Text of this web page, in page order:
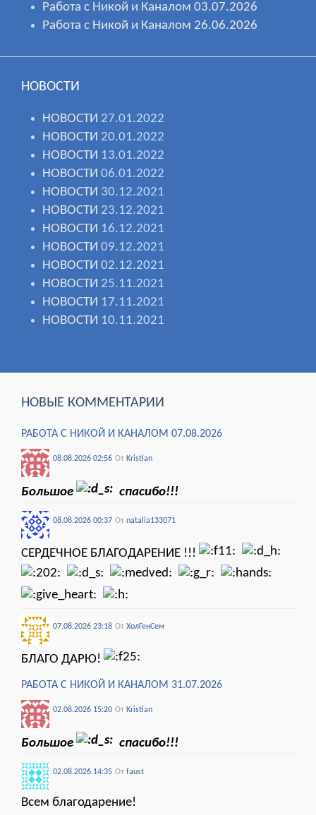
Работа с Никой и Каналом 03.07.2026
Работа с Никой и Каналом 26.06.2026
НОВОСТИ
НОВОСТИ 27.01.2022
НОВОСТИ 20.01.2022
НОВОСТИ 13.01.2022
НОВОСТИ 06.01.2022
НОВОСТИ 30.12.2021
НОВОСТИ 23.12.2021
НОВОСТИ 16.12.2021
НОВОСТИ 09.12.2021
НОВОСТИ 02.12.2021
НОВОСТИ 25.11.2021
НОВОСТИ 17.11.2021
НОВОСТИ 10.11.2021
НОВЫЕ КОММЕНТАРИИ
РАБОТА С НИКОЙ И КАНАЛОМ 07.08.2026
08.08.2026 02:56 От Kristian
Большое спасибо!!!
08.08.2026 00:37 От natalia133071
СЕРДЕЧНОЕ БЛАГОДАРЕНИЕ !!!
07.08.2026 23:18 От ХолГенСем
БЛАГО ДАРЮ!
РАБОТА С НИКОЙ И КАНАЛОМ 31.07.2026
02.08.2026 15:20 От Kristian
Большое спасибо!!!
02.08.2026 14:35 От faust
Всем благодарение!